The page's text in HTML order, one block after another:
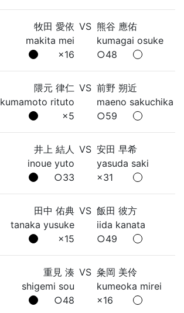
牧田 愛依
makita mei
×16
VS 熊谷 應佑
kumagai osuke
○48
隈元 律仁
kumamoto rituto
×5
VS 前野 朔近
maeno sakuchika
○59
井上 結人
inoue yuto
○33
VS 安田 早希
yasuda saki
×31
田中 佑典
tanaka yusuke
×15
VS 飯田 彼方
iida kanata
○49
重見 湊
shigemi sou
○48
VS 粂岡 美伶
kumeoka mirei
×16